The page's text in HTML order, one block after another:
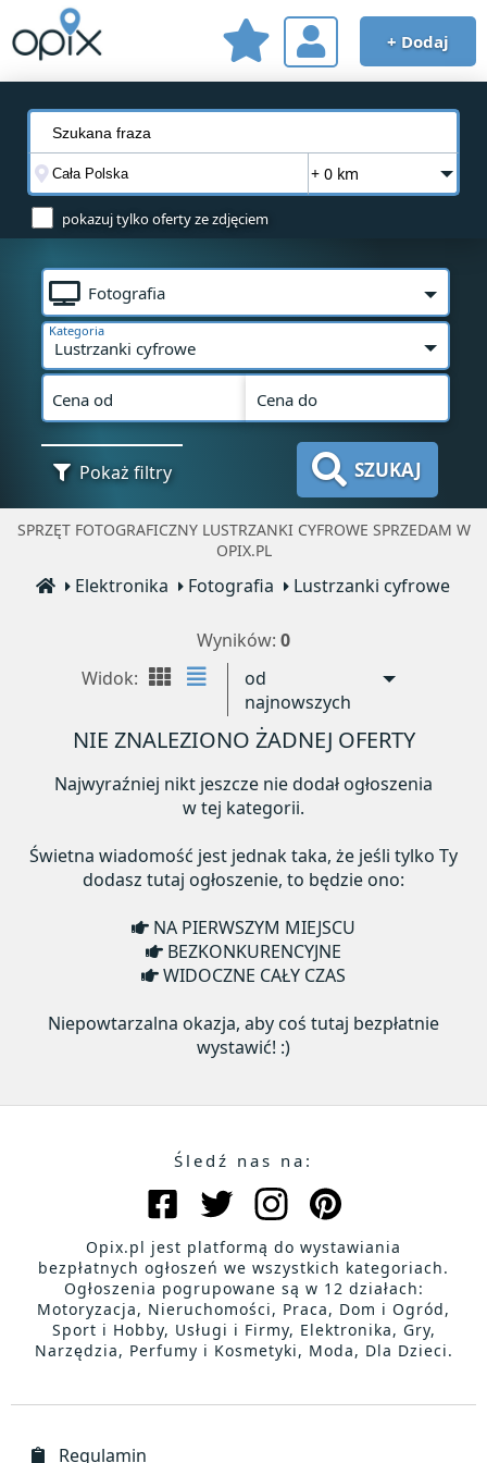
+ Dodaj
+ 0 km
pokazuj tylko oferty ze zdjęciem
Fotografia
Lustrzanki cyfrowe
Kategoria
Cena od Cena do
Pokaż filtry SZUKAJ
SPRZĘT FOTOGRAFICZNY LUSTRZANKI CYFROWE SPRZEDAM W
OPIX.PL
Elektronika Fotografia Lustrzanki cyfrowe
Wyników: 0
Widok:
od
najnowszych
NIE ZNALEZIONO ŻADNEJ OFERTY
Najwyraźniej nikt jeszcze nie dodał ogłoszenia
w tej kategorii.
Świetna wiadomość jest jednak taka, że jeśli tylko Ty
dodasz tutaj ogłoszenie, to będzie ono:
NA PIERWSZYM MIEJSCU
BEZKONKURENCYJNE
WIDOCZNE CAŁY CZAS
Niepowtarzalna okazja, aby coś tutaj bezpłatnie
wystawić! :)
Śledź nas na:
Opix.pl jest platformą do wystawiania
bezpłatnych ogłoszeń we wszystkich kategoriach.
Ogłoszenia pogrupowane są w 12 działach:
Motoryzacja, Nieruchomości, Praca, Dom i Ogród,
Sport i Hobby, Usługi i Firmy, Elektronika, Gry,
Narzędzia, Perfumy i Kosmetyki, Moda, Dla Dzieci.
Regulamin